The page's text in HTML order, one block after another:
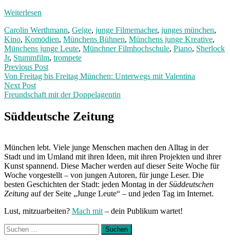
Weiterlesen
Carolin Werthmann, Geige, junge Filmemacher, junges münchen,
Kino, Komödien, Münchens Bühnen, Münchens junge Kreative,
Münchens junge Leute, Münchner Filmhochschule, Piano, Sherlock
Jr, Stummfilm, trompete
Post
navigation
Previous PostPrevious
post:
Von Freitag bis Freitag München: Unterwegs mit Valentina
Next Post
Freundschaft mit der Doppelagentin
Post:
Süddeutsche Zeitung
München lebt. Viele junge Menschen machen den Alltag in der
Stadt und im Umland mit ihren Ideen, mit ihren Projekten und ihrer
Kunst spannend. Diese Macher werden auf dieser Seite Woche für
Woche vorgestellt – von jungen Autoren, für junge Leser. Die
besten Geschichten der Stadt: jeden Montag in derSüddeutschen
Zeitung auf der Seite „Junge Leute“ – und jeden Tag im Internet.
Lust, mitzuarbeiten? Mach mit – dein Publikum wartet!
Suchen
nach: